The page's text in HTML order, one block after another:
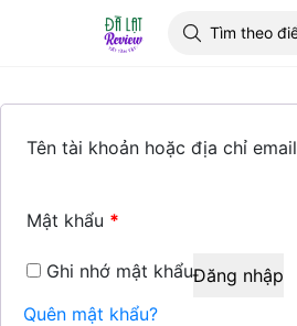
Đăng nhập
Tên tài khoản hoặc địa chỉ email
Mật khẩu *
Ghi nhớ mật khẩuĐăng nhập
Quên mật khẩu?